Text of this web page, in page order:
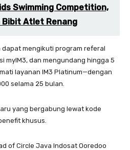
Swimming Competition,
Atlet Renang
mengikuti program referal
myIM3, dan mengundang hingga 5
layanan IM3 Platinum—dengan
selama 25 bulan.
yang bergabung lewat kode
khusus.
of Circle Java Indosat Ooredoo